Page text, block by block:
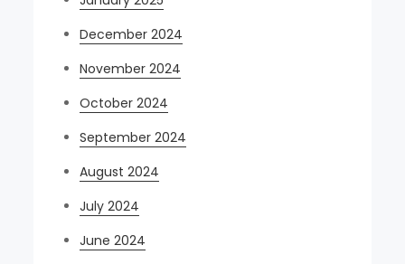
December 2024
November 2024
October 2024
September 2024
August 2024
July 2024
June 2024